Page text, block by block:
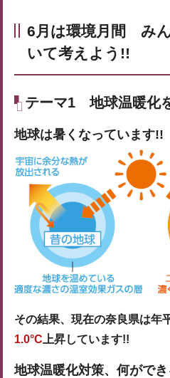
6月は環境月間 み
いて考えよう!!
テーマ1 地球温暖化
地球は暑くなっています!!
その結果、現在の奈良県は年
1.0°C 上昇しています!!
地球温暖化対策、何がで